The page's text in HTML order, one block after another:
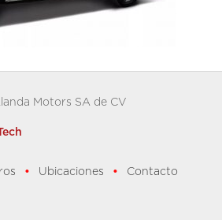
Motors SA de CV
Ubicaciones Contacto